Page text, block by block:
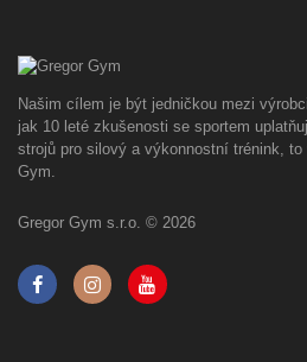
Našim cílem je být jedničkou mezi
jak 10 leté zkušenosti se sportem
strojů pro silový a výkonnostní trénink, to
Gym.
Gregor Gym s.r.o. © 2026